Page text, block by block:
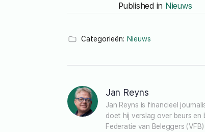
Published in Nieuws
Categorieën: Nieuws
Jan Reyns
Jan Reyns is financieel
doet hij verslag over beurs en
Federatie van Beleggers